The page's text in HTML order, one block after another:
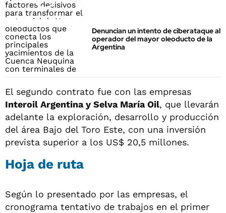
Denuncian un intento de ciberataque al
operador del mayor oleoducto de la
Argentina
El segundo contrato fue con las empresas
Interoil Argentina y Selva María Oil, que llevarán
adelante la exploración, desarrollo y producción
del área Bajo del Toro Este, con una inversión
prevista superior a los US$ 20,5 millones.
Hoja de ruta
Según lo presentado por las empresas, el
cronograma tentativo de trabajos en el primer